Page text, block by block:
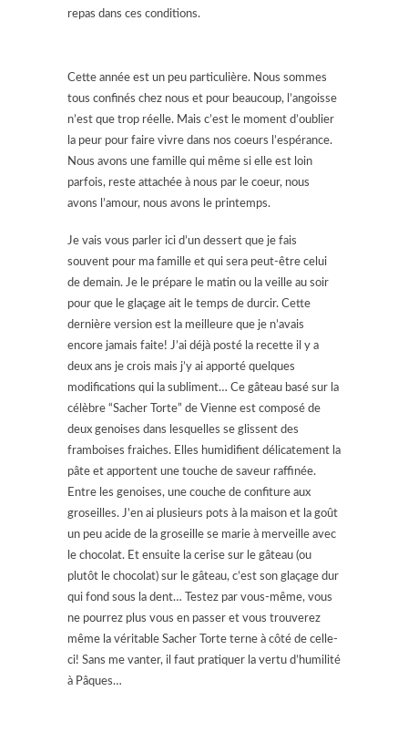
repas dans ces conditions.
Cette année est un peu particulière. Nous sommes
tous confinés chez nous et pour beaucoup, l’angoisse
n’est que trop réelle. Mais c’est le moment d’oublier
la peur pour faire vivre dans nos coeurs l’espérance.
Nous avons une famille qui même si elle est loin
parfois, reste attachée à nous par le coeur, nous
avons l’amour, nous avons le printemps.
Je vais vous parler ici d’un dessert que je fais
souvent pour ma famille et qui sera peut-être celui
de demain. Je le prépare le matin ou la veille au soir
pour que le glaçage ait le temps de durcir. Cette
dernière version est la meilleure que je n’avais
encore jamais faite! J’ai déjà posté la recette il y a
deux ans je crois mais j’y ai apporté quelques
modifications qui la subliment… Ce gâteau basé sur la
célèbre “Sacher Torte” de Vienne est composé de
deux genoises dans lesquelles se glissent des
framboises fraiches. Elles humidifient délicatement la
pâte et apportent une touche de saveur raffinée.
Entre les genoises, une couche de confiture aux
groseilles. J’en ai plusieurs pots à la maison et la goût
un peu acide de la groseille se marie à merveille avec
le chocolat. Et ensuite la cerise sur le gâteau (ou
plutôt le chocolat) sur le gâteau, c’est son glaçage dur
qui fond sous la dent… Testez par vous-même, vous
ne pourrez plus vous en passer et vous trouverez
même la véritable Sacher Torte terne à côté de celle-
ci! Sans me vanter, il faut pratiquer la vertu d’humilité
à Pâques…